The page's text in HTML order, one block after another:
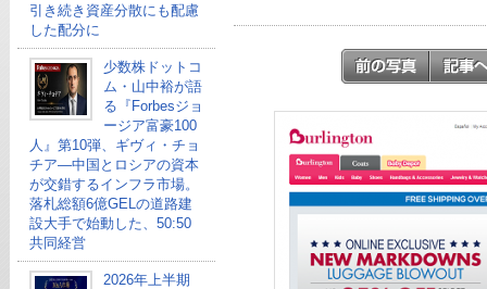
引き続き資産分散にも配慮
した配分に
少数株ドットコ
ム・山中裕が語
る『Forbesジョ
ージア富豪100
人』第10弾、ギヴィ・チョ
チア―中国とロシアの資本
が交錯するインフラ市場。
落札総額6億GELの道路建
設大手で始動した、50:50
共同経営
2026年上半期